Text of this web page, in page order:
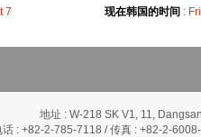
7 现在韩国的时间 :
地址 : W-218 SK V1, 11,
话 : +82-2-785-7118 / 传真 : +82-2-